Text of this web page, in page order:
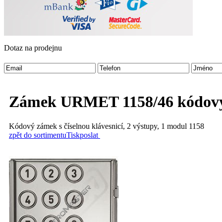
Dotaz na prodejnu
Zámek URMET 1158/46
Kódový zámek s číselnou klávesnicí, 2 výstupy, 1 modul 1158
zpět do sortimentuTiskposlat